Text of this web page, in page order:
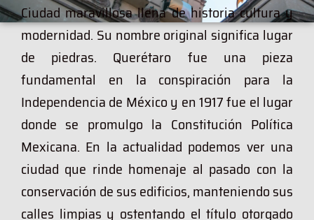
A
T
I
N
Ciudad maravillosa llena de historia cultura y
modernidad. Su nombre original significa lugar
de piedras. Querétaro fue una pieza
fundamental en la conspiración para la
Independencia de México y en 1917 fue el lugar
donde se promulgo la Constitución Política
Mexicana. En la actualidad podemos ver una
ciudad que rinde homenaje al pasado con la
conservación de sus edificios, manteniendo sus
calles limpias y ostentando el título otorgado